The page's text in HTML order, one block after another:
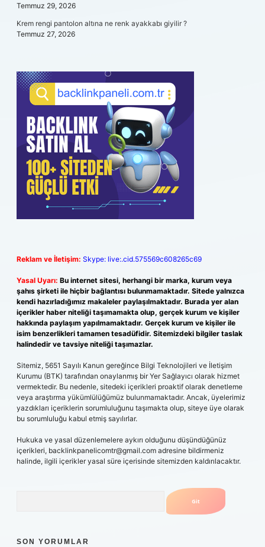
Temmuz 29, 2026
Krem rengi pantolon altına ne renk ayakkabı giyilir ?
Temmuz 27, 2026
Reklam ve İletişim: Skype: live:.cid.575569c608265c69
Yasal Uyarı: Bu internet sitesi, herhangi bir marka, kurum veya
şahıs şirketi ile hiçbir bağlantısı bulunmamaktadır. Sitede yalnızca
kendi hazırladığımız makaleler paylaşılmaktadır. Burada yer alan
içerikler haber niteliği taşımamakta olup, gerçek kurum ve kişiler
hakkında paylaşım yapılmamaktadır. Gerçek kurum ve kişiler ile
isim benzerlikleri tamamen tesadüfidir. Sitemizdeki bilgiler taslak
halindedir ve tavsiye niteliği taşımazlar.
Sitemiz, 5651 Sayılı Kanun gereğince Bilgi Teknolojileri ve İletişim
Kurumu (BTK) tarafından onaylanmış bir Yer Sağlayıcı olarak hizmet
vermektedir. Bu nedenle, sitedeki içerikleri proaktif olarak denetleme
veya araştırma yükümlülüğümüz bulunmamaktadır. Ancak, üyelerimiz
yazdıkları içeriklerin sorumluluğunu taşımakta olup, siteye üye olarak
bu sorumluluğu kabul etmiş sayılırlar.
Hukuka ve yasal düzenlemelere aykırı olduğunu düşündüğünüz
içerikleri, backlinkpanelicomtr@gmail.com adresine bildirmeniz
halinde, ilgili içerikler yasal süre içerisinde sitemizden kaldırılacaktır.
SON YORUMLAR